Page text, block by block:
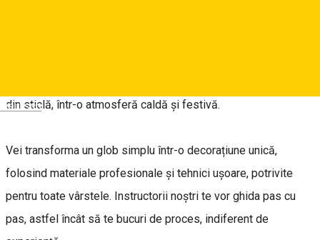
Deutsch
din sticlă, într-o atmosferă caldă și festivă.
Vei transforma un glob simplu într-o decorațiune unică,
folosind materiale profesionale și tehnici ușoare, potrivite
pentru toate vârstele. Instructorii noștri te vor ghida pas cu
pas, astfel încât să te bucuri de proces, indiferent de